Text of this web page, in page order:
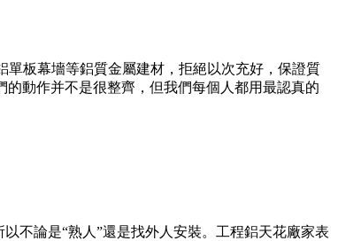
單板幕墻等鋁質金屬建材，拒絕以次充好，保證質
動作并不是很整齊，但我們每個人都用最認真的
不論是“熟人”還是找外人安裝。工程鋁天花廠家表